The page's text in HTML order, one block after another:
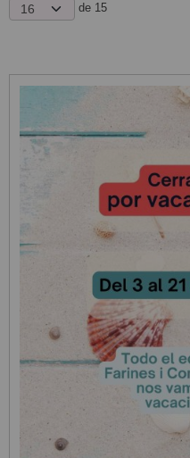
de 15